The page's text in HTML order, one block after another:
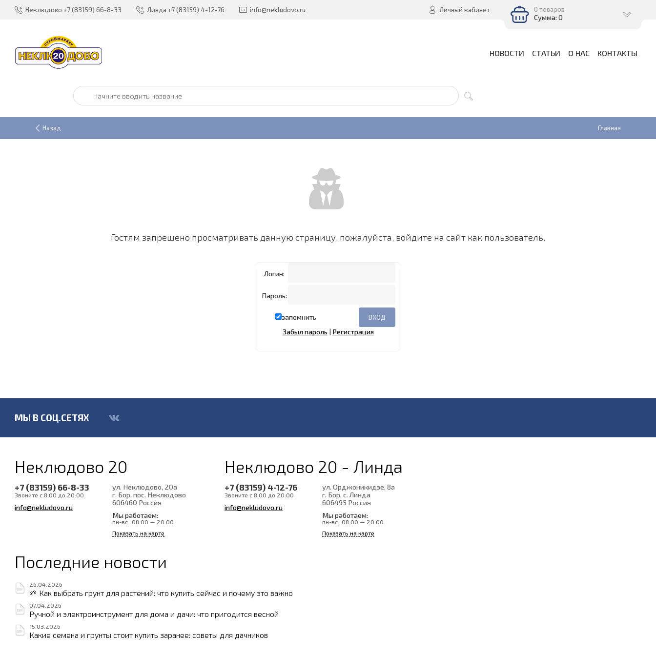
Неклюдово +7 (83159) 66-8-33 Линда +7 (83159) 4-12-76 info@nekludovo.ru Личный кабинет 0 товаров
Сумма: 0
НОВОСТИ СТАТЬИ О НАС КОНТАКТЫ
Назад Главная
Гостям запрещено просматривать данную страницу, пожалуйста, войдите на сайт как пользователь.
Логин:
Пароль:
запомнить
Забыл пароль | Регистрация
МЫ В СОЦ.СЕТЯХ
Неклюдово 20
+7 (83159) 66-8-33
Звоните с 8:00 до 20:00
info@nekludovo.ru
ул. Неклюдово, 20а
г. Бор, пос. Неклюдово
606460 Россия
Мы работаем:
пн-вс: 08:00 — 20:00
Показать на карте
Неклюдово 20 - Линда
+7 (83159) 4-12-76
Звоните с 8:00 до 20:00
info@nekludovo.ru
ул. Орджоникидзе, 8а
г. Бор, с. Линда
606495 Россия
Мы работаем:
пн-вс: 08:00 — 20:00
Показать на карте
Последние новости
26.04.2026
🌱 Как выбрать грунт для растений: что купить сейчас и почему это важно
07.04.2026
Ручной и электроинструмент для дома и дачи: что пригодится весной
15.03.2026
Какие семена и грунты стоит купить заранее: советы для дачников